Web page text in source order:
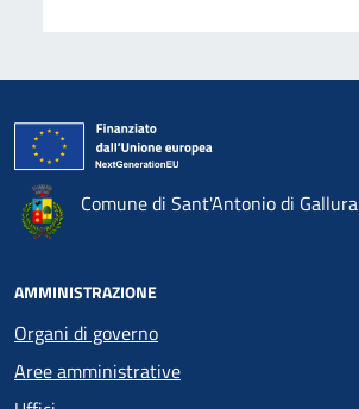
Comune di Sant'Antonio di Gallura
AMMINISTRAZIONE
Organi di governo
Aree amministrative